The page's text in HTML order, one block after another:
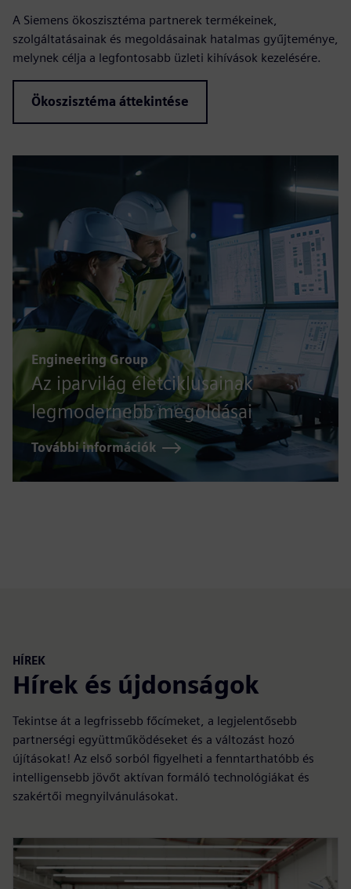
A Siemens ökoszisztéma partnerek termékeinek,
szolgáltatásainak és megoldásainak hatalmas gyűjteménye,
melynek célja a legfontosabb üzleti kihívások kezelésére.
Ökoszisztéma áttekintése
Engineering Group
Az iparvilág életciklusainak
legmodernebb megoldásai
További információk
HÍREK
Hírek és újdonságok
Tekintse át a legfrissebb főcímeket, a legjelentősebb
partnerségi együttműködéseket és a változást hozó
újításokat! Az első sorból figyelheti a fenntarthatóbb és
intelligensebb jövőt aktívan formáló technológiákat és
szakértői megnyilvánulásokat.